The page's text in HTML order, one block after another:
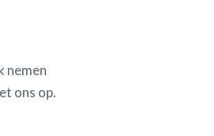
nemen
ons op.